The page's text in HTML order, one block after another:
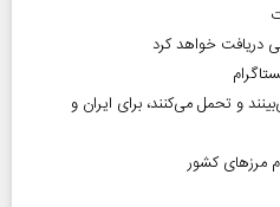
دریافت خواهد کرد
و تحمل می‌کنند، برای ایران و